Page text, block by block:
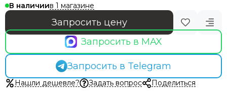
В наличиив 1 магазине
Запросить цену
Запросить в MAX
Запросить в Telegram
Нашли дешевле? Задать вопрос Поделиться